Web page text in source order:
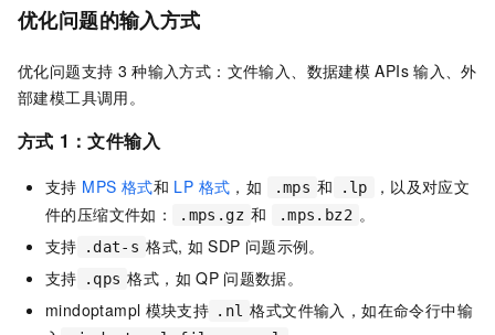
优化问题的输入方式
优化问题支持 3 种输入方式：文件输入、数据建模 APIs 输入、外
部建模工具调用。
方式 1：文件输入
支持 MPS 格式和 LP 格式 ，如 .mps 和 .lp
，以及对应文
件的压缩文件如：
.mps.gz 和 .mps.bz2 。
支持
.dat-s 格式, 如 SDP 问题示例。
支持
.qps 格式，如 QP 问题数据。
mindoptampl 模块支持 .nl 格式文件输入，如在命令行中输